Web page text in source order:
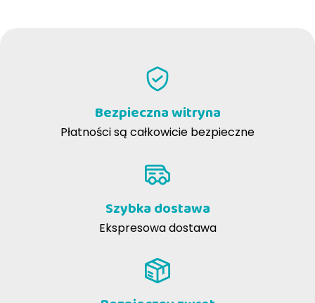
Bezpieczna witryna
Płatności są całkowicie bezpieczne
Szybka dostawa
Ekspresowa dostawa